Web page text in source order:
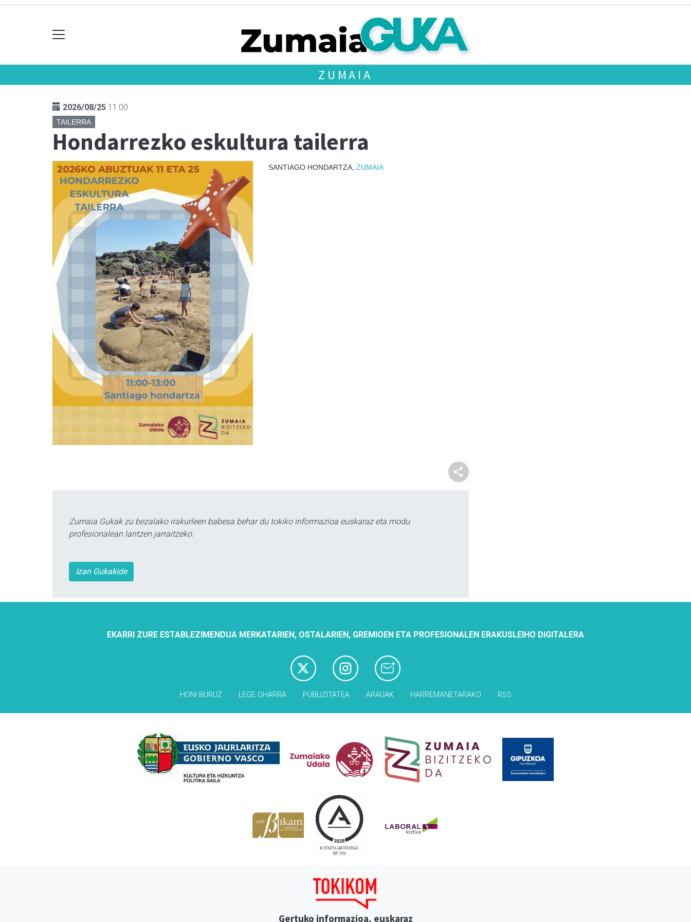
ZUMAIA
2026/08/25 11:00
TAILERRA
Hondarrezko eskultura tailerra
SANTIAGO HONDARTZA, ZUMAIA
Zumaia Gukak zu bezalako irakurleen babesa behar du tokiko informazioa euskaraz eta modu
profesionalean lantzen jarraitzeko.
Izan Gukakide
EKARRI ZURE ESTABLEZIMENDUA MERKATARIEN, OSTALARIEN, GREMIOEN ETA PROFESIONALEN ERAKUSLEIHO DIGITALERA
HONI BURUZ LEGE OHARRA PUBLIZITATEA ARAUAK HARREMANETARAKO RSS
Gertuko informazioa, euskaraz